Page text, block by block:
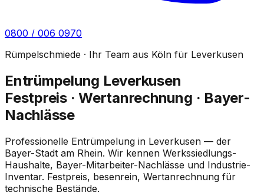
0800 / 006 0970
Rümpelschmiede · Ihr Team aus Köln für Leverkusen
Entrümpelung Leverkusen
Festpreis · Wertanrechnung · Bayer-
Nachlässe
Professionelle Entrümpelung in Leverkusen — der
Bayer-Stadt am Rhein. Wir kennen Werkssiedlungs-
Haushalte, Bayer-Mitarbeiter-Nachlässe und Industrie-
Inventar. Festpreis, besenrein, Wertanrechnung für
technische Bestände.